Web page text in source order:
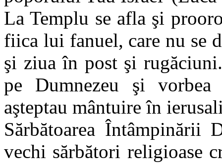
La Templu se afla şi
fiica lui fanuel, care nu se
şi ziua în post şi
pe Dumnezeu şi
aşteptau mântuire în
Sărbătoarea Întâmpinării
vechi sărbători religioase